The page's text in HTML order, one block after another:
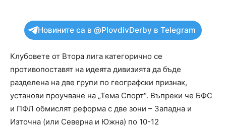
Новините са в @PlovdivDerby в Telegram
Клубовете от Втора лига категорично се
противопоставят на идеята дивизията да бъде
разделена на две групи по географски признак,
установи проучване на „Тема Спорт“. Въпреки че БФС
и ПФЛ обмислят реформа с две зони – Западна и
Източна (или Северна и Южна) по 10-12